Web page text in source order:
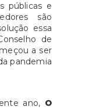
públicas e
são
essa
de
a ser
pandemia
ano, o